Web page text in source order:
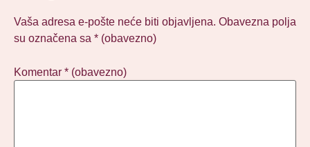
Vaša adresa e-pošte neće biti objavljena. Obavezna polja
su označena sa * (obavezno)
Komentar * (obavezno)